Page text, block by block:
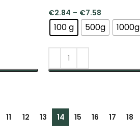
€2.84 – €7.58
100 g 500g 1000g
11 12 13 14 15 16 17 18